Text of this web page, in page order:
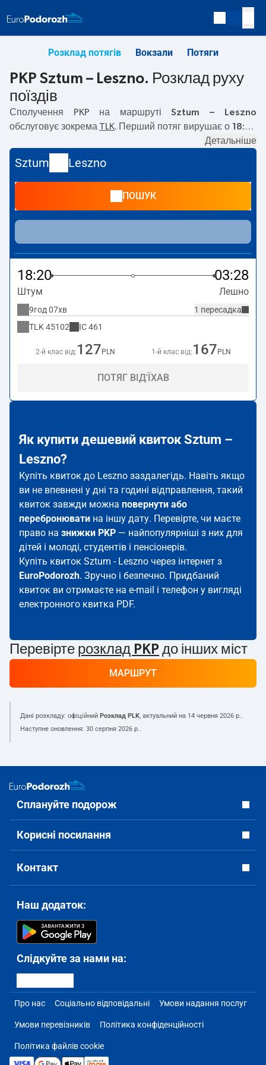
Розклад потягів Вокзали Потяги
PKP Sztum – Leszno. Розклад руху
поїздів
Сполучення PKP на маршруті Sztum – Leszno
обслуговує зокрема TLK . Перший потяг вирушає о 18:20
о 18:20. Наразі на маршруті
інші потяги перевізника PKP Intercity. Потяг завершує
маршрут на станції Leszno.
Детальніше
Sztum Leszno
ПОШУК
18:20 03:28
Штум Лешно
1 пересадка
9год 07хв
TLK 45102 IC461
2-й клас від: 127 PLN 1-й клас від: 167 PLN
ПОТЯГ ВІД'ЇХАВ
Як купити дешевий квиток Sztum –
Leszno?
Купіть квиток до Leszno заздалегідь. Навіть якщо
ви не впевнені у дні та годині відправлення, такий
квиток завжди можна повернути або
перебронювати на іншу дату. Перевірте, чи маєте
право на знижки PKP — найпопулярніші з них для
дітей і молоді, студентів і пенсіонерів.
Купіть квиток Sztum - Leszno через інтернет з
EuroPodorozh. Зручно і безпечно. Придбаний
квиток ви отримаєте на e-mail і телефон у вигляді
електронного квитка PDF.
Перевірте розклад PKP до інших міст
МАРШРУТ
Дані розкладу: офіційний Розклад PLK, актуальний на 14 червня 2026 р..
Наступне оновлення: 30 серпня 2026 р..
Сплануйте подорож
Корисні посилання
Контакт
Наш додаток:
Слідкуйте за нами на:
Про нас Соціально відповідальні Умови надання послуг
Умови перевізників Політика конфіденційності
Політика файлів cookie